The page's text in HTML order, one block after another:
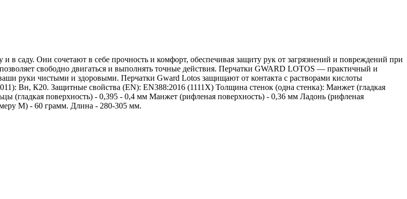
Они сочетают в себе прочность и комфорт, обеспечивая защиту рук от загрязнений и повреждений при
свободно двигаться и выполнять точные действия. Перчатки GWARD LOTOS — практичный и
руки чистыми и здоровыми. Перчатки Gward Lotos защищают от контакта с растворами кислоты
Вн, К20. Защитные свойства (EN): EN388:2016 (1111Х) Толщина стенок (одна стенка): Манжет (гладкая
(гладкая поверхность) - 0,395 - 0,4 мм Манжет (рифленая поверхность) - 0,36 мм Ладонь (рифленая
M) - 60 грамм. Длина - 280-305 мм.